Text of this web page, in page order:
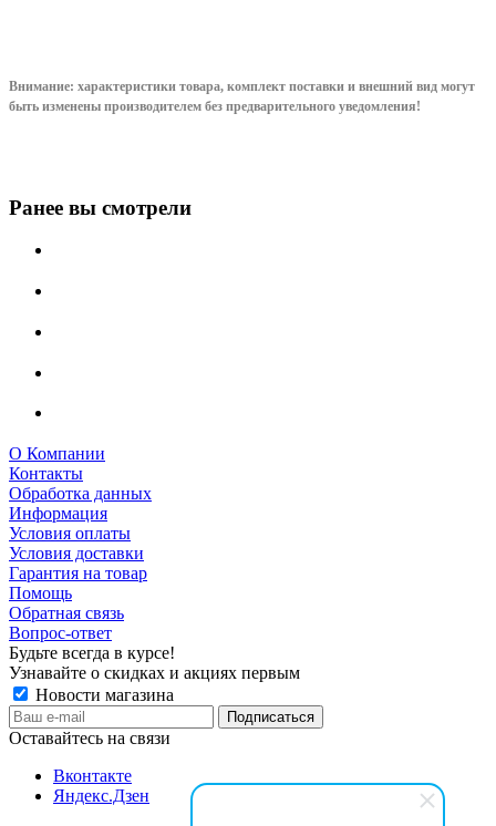
Внимание: характеристики товара, комплект поставки и внешний вид могут
быть изменены производителем без предварительного уведомления!
Ранее вы смотрели
О Компании
Контакты
Обработка данных
Информация
Условия оплаты
Условия доставки
Гарантия на товар
Помощь
Обратная связь
Вопрос-ответ
Будьте всегда в курсе!
Узнавайте о скидках и акциях первым
Новости магазина
Оставайтесь на связи
Вконтакте
Яндекс.Дзен